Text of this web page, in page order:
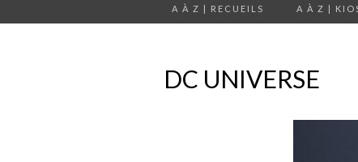
A À Z | RECUEILS A À Z |
DC UNIVERSE